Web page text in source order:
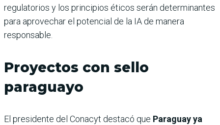
regulatorios y los principios éticos serán determinantes
para aprovechar el potencial de la IA de manera
responsable.
Proyectos con sello
paraguayo
El presidente del Conacyt destacó que Paraguay ya